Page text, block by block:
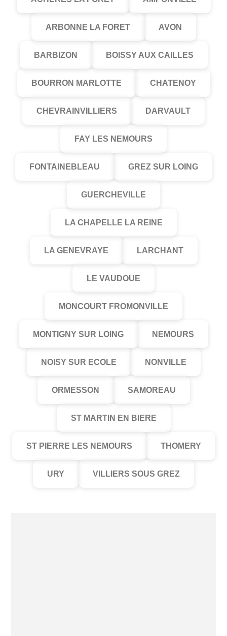
ARBONNE LA FORET AVON
BARBIZON BOISSY AUX CAILLES
BOURRON MARLOTTE CHATENOY
CHEVRAINVILLIERS DARVAULT
FAY LES NEMOURS
FONTAINEBLEAU GREZ SUR LOING
GUERCHEVILLE
LA CHAPELLE LA REINE
LA GENEVRAYE LARCHANT
LE VAUDOUE
MONCOURT FROMONVILLE
MONTIGNY SUR LOING NEMOURS
NOISY SUR ECOLE NONVILLE
ORMESSON SAMOREAU
ST MARTIN EN BIERE
ST PIERRE LES NEMOURS THOMERY
URY VILLIERS SOUS GREZ